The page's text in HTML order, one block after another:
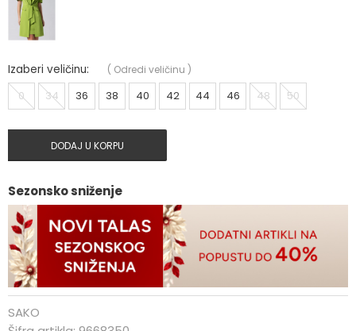
Izaberi veličinu: ( Odredi veličinu )
0 34 36 38 40 42 44 46 48 50
DODAJ U KORPU
Sezonsko sniženje
SAKO